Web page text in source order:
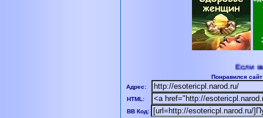
Если вы
Понравился
Адрес:
HTML:
BB Код: